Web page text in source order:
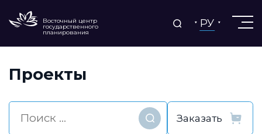
Восточный центр
государственного
планирования
РУ
Проекты
Найти